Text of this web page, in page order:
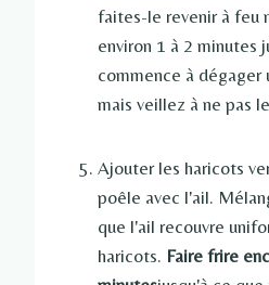
faites-le revenir à feu
environ 1 à 2 minutes
commence à dégager
mais veillez à ne pas
Ajouter les haricots
poêle avec l'ail.
que l'ail recouvre
haricots. Faire frire